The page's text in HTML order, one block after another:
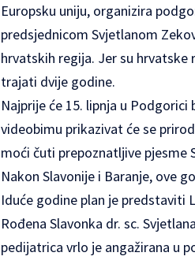
Europsku uniju, organizira
predsjednicom Svjetlanom
hrvatskih regija. Jer su
trajati dvije godine.
Najprije će 15. lipnja u
videobimu prikazivat će se
moći čuti prepoznatljive pjesme
Nakon Slavonije i Baranje, ove
Iduće godine plan je predstaviti
Rođena Slavonka dr. sc.
pedijatrica vrlo je angažirana u